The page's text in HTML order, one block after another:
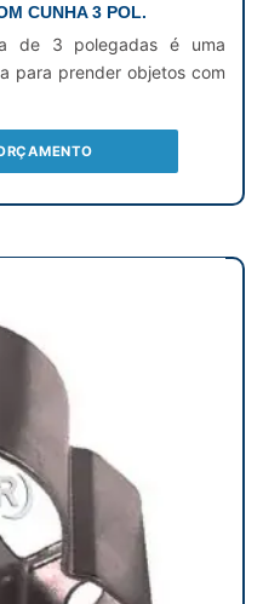
CUNHA 3 POL.
de 3 polegadas é uma
para prender objetos com